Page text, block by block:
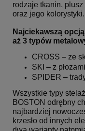
rodzaje tkanin,
oraz jego kolorystyki.
Najciekawszą
aż 3 typów
CROSS – ze
SKI – z
SPIDER –
Wszystkie typy
BOSTON odrębny
najbardziej
krzesło od innych